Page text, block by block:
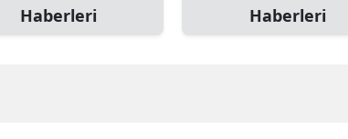
Haberleri
Haberleri